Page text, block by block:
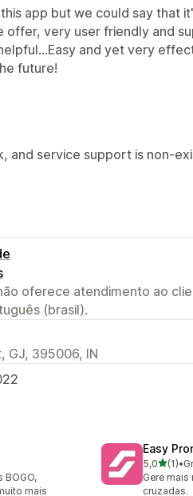
app but we could say that
offer, very user friendly and
and yet very
future!
and service support is non-
oferece atendimento ao
(brasil).
GJ, 395006, IN
BOGO,
mais
Easy
5,0de 5
(1)
1 •
Gere
cruzadas.